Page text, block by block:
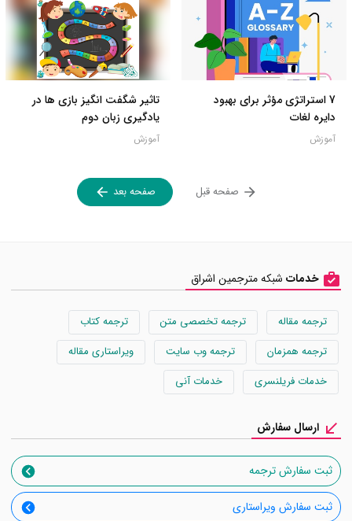
7 استراتژی مؤثر برای بهبود
دایره لغات
آموزش
تاثیر شگفت انگیز بازی ها در
یادگیری زبان دوم
آموزش
صفحه قبل صفحه بعد
خدمات شبکه مترجمین اشراق
ترجمه مقاله ترجمه تخصصی متن
ترجمه کتاب
ترجمه همزمان
ترجمه وب سایت
ویراستاری مقاله
خدمات فریلنسری
خدمات آنی
ارسال سفارش
ثبت سفارش ترجمه
ثبت سفارش ویراستاری